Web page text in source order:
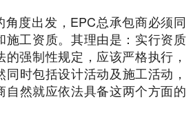
角度出发，EPC总承包商必须同
施工资质。其理由是：实行资质
强制性规定，应该严格执行，
时包括设计活动及施工活动，
自然就应依法具备这两个方面的